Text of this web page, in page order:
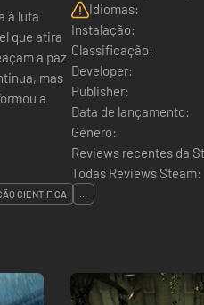
à luta
que atira
a paz
mas
a
Idiomas:
Instalação:
Classificação:
Developer:
Publisher:
Data de lançamento:
Género:
Reviews recentes da
Todas Reviews Steam:
CIENTÍFICA ...